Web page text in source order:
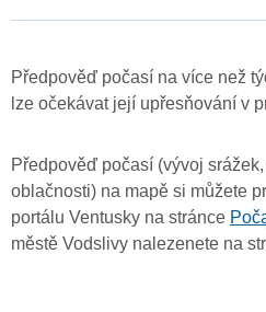
Předpověď počasí na více než
lze očekávat její upřesňování v
Předpověď počasí (vývoj
oblačnosti) na mapě si můžete
portálu Ventusky na stránce
městě Vodslivy nalezenete na